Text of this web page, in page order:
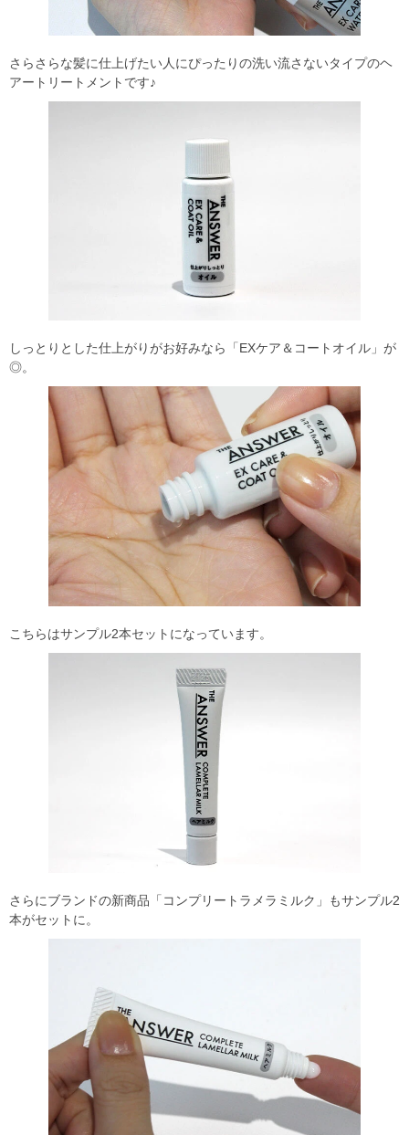
さらさらな髪に仕上げたい人にぴったりの洗い流さないタイプのヘ
アートリートメントです♪
しっとりとした仕上がりがお好みなら「EXケア＆コートオイル」が
◎。
こちらはサンプル2本セットになっています。
さらにブランドの新商品「コンプリートラメラミルク」もサンプル2
本がセットに。